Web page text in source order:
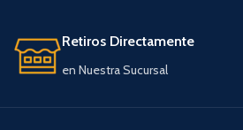
Retiros Directamente
en Nuestra Sucursal